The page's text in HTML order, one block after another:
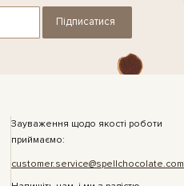
Підписатися
Зауваження щодо якості роботи
приймаємо:
customer.service@spellchocolate.com